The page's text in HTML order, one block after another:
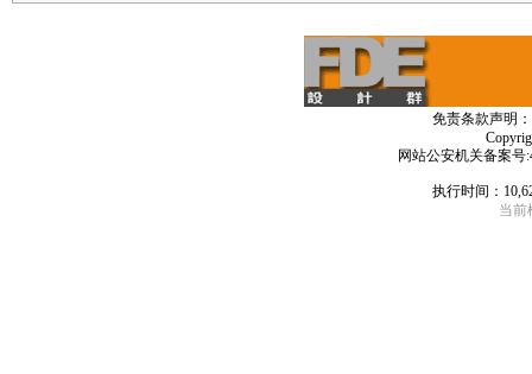
免责条款声明
网站公安机关备案号
执行时间：
当前